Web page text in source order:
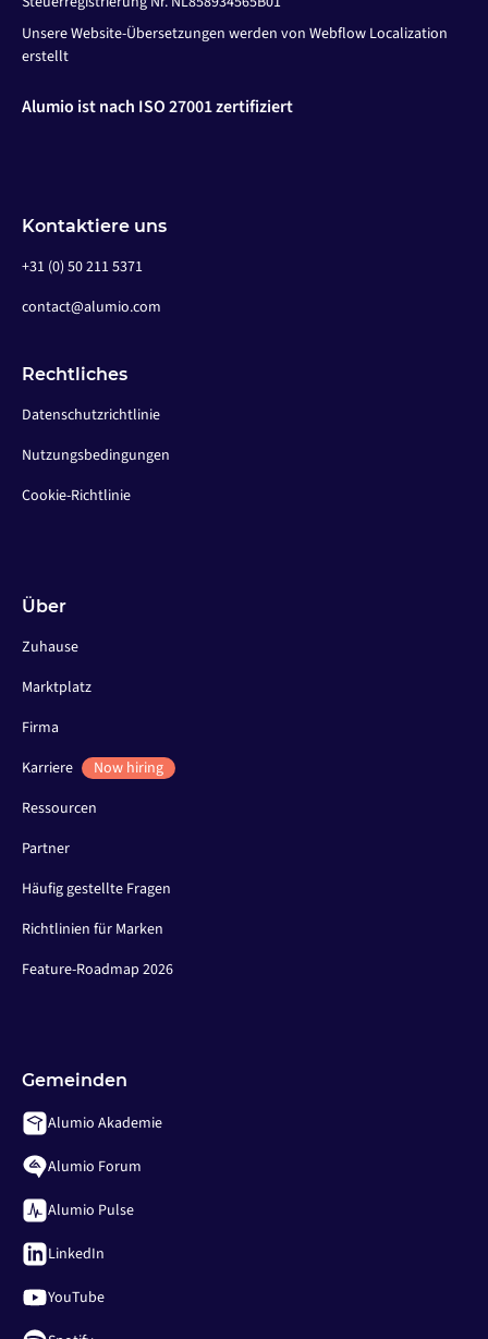
Unsere Website-Übersetzungen werden von Webflow Localization
erstellt
Alumio ist nach ISO 27001 zertifiziert
Kontaktiere uns
+31 (0) 50 211 5371
contact@alumio.com
Rechtliches
Datenschutzrichtlinie
Nutzungsbedingungen
Cookie-Richtlinie
Über
Zuhause
Marktplatz
Firma
Karriere
Now hiring
Ressourcen
Partner
Häufig gestellte Fragen
Richtlinien für Marken
Feature-Roadmap 2026
Gemeinden
Alumio Akademie
Alumio Forum
Alumio Pulse
LinkedIn
YouTube